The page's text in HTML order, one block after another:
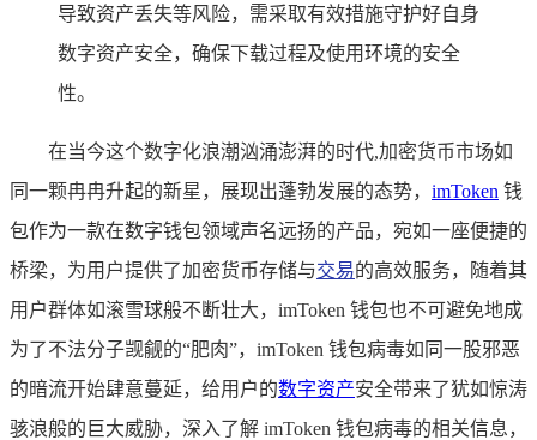
导致资产丢失等风险，需采取有效措施守护好自身
数字资产安全，确保下载过程及使用环境的安全
性。
在当今这个数字化浪潮汹涌澎湃的时代,加密货币市场如
同一颗冉冉升起的新星，展现出蓬勃发展的态势， imToken 钱
包作为一款在数字钱包领域声名远扬的产品，宛如一座便捷的
桥梁，为用户提供了加密货币存储与交易的高效服务，随着其
用户群体如滚雪球般不断壮大，imToken 钱包也不可避免地成
为了不法分子觊觎的“肥肉”，imToken 钱包病毒如同一股邪恶
的暗流开始肆意蔓延，给用户的数字资产安全带来了犹如惊涛
骇浪般的巨大威胁，深入了解 imToken 钱包病毒的相关信息，